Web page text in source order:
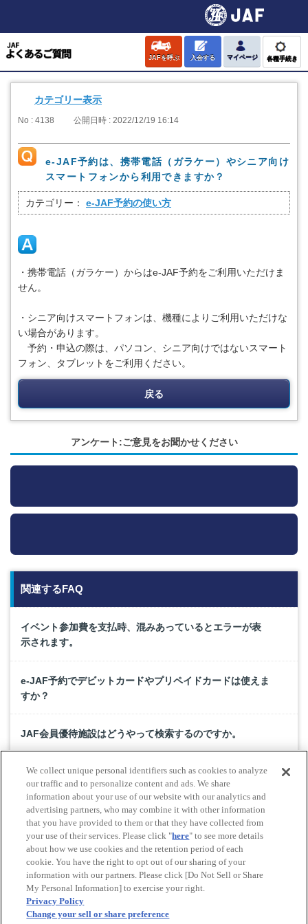
JAFを呼ぶ 入会する マイページ 各種手続き
カテゴリー表示
No : 4138 公開日時 : 2022/12/19 16:14
e-JAF予約は、携帯電話（ガラケー）やシニア向け
スマートフォンから利用できますか？
カテゴリー： e-JAF予約の使い方
・携帯電話（ガラケー）からはe-JAF予約をご利用いただけま
せん。
・シニア向けスマートフォンは、機種によりご利用いただけな
い場合があります。
予約・申込の際は、パソコン、シニア向けではないスマート
フォン、タブレットをご利用ください。
戻る
アンケート:ご意見をお聞かせください
関連するFAQ
イベント参加費を支払時、混みあっているとエラーが表
示されます。
e-JAF予約でデビットカードやプリペイドカードは使えま
すか？
JAF会員優待施設はどうやって検索するのですか。
ドライブMAPの申込み方法を教えてください。
e-JAF予約は法人会員も利用できますか。
Do Not Sell or Share My Personal Information
© All rights reserved. JAF
We collect unique personal identifiers such as cookies to analyze
our traffic and to personalize content and ads. We share
information about your use of our website with our analytics and
advertising partners, who may combine it with other information
that you have provided to them or that they have collected from
your use of their services. Please click "here" to see more details
about how we use cookies and the retention period of each
cookie. You have the right to opt out of our sharing of your
information with our partners. Please click [Do Not Sell or Share
My Personal Information] to exercise your right.
Privacy Policy
Change your sell or share preference